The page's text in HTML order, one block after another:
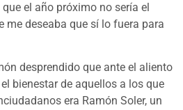
el año próximo no sería el
me deseaba que sí lo fuera para
desprendido que ante el aliento
bienestar de aquellos a los que
era Ramón Soler, un